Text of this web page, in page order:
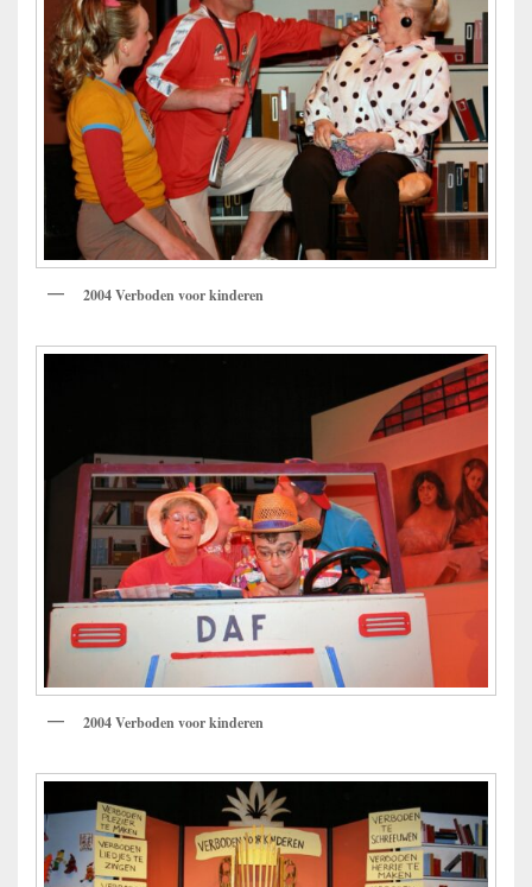
2004 Verboden voor kinderen
2004 Verboden voor kinderen